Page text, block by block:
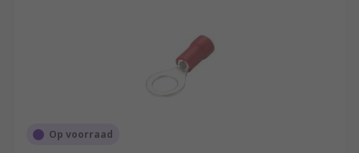
Op voorraad